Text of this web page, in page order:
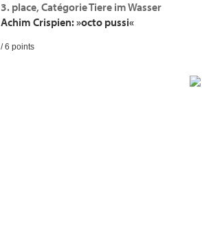
3. place, Catégorie Tiere im Wasser
Achim Crispien: »octo pussi«
/ 6 points